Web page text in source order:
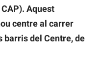
Aquest
centre al carrer
barris del Centre, de